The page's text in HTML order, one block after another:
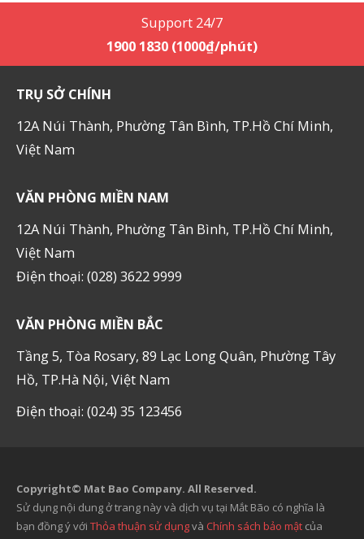
Support 24/7
1900 1830 (1000₫/phút)
TRỤ SỞ CHÍNH
12A Núi Thành, Phường Tân Bình, TP.Hồ Chí Minh,
Việt Nam
VĂN PHÒNG MIỀN NAM
12A Núi Thành, Phường Tân Bình, TP.Hồ Chí Minh,
Việt Nam
Điện thoại: (028) 3622 9999
VĂN PHÒNG MIỀN BẮC
Tầng 5, Tòa Rosary, 89 Lạc Long Quân, Phường Tây
Hồ, TP.Hà Nội, Việt Nam
Điện thoại: (024) 35 123456
Copyright© Mat Bao Company. All Reserved.
Sử dụng nội dung ở trang này và dịch vụ tại Mắt Bão có nghĩa là
bạn đồng ý với Thỏa thuận sử dụngvà Chính sách bảo mật của